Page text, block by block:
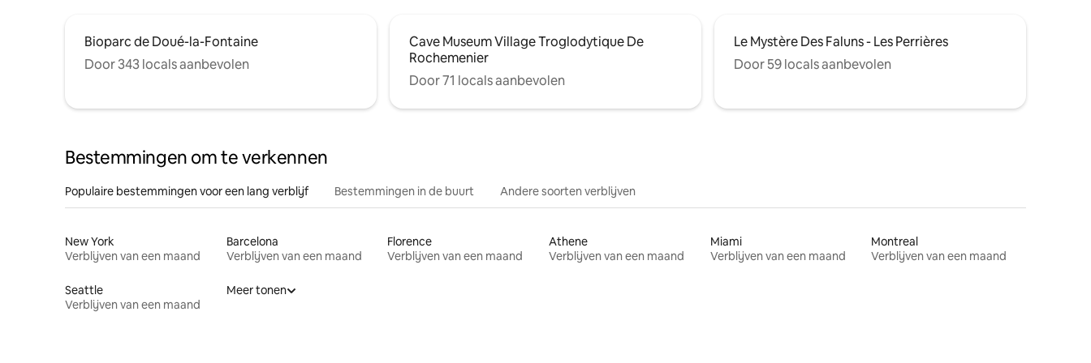
Bioparc de Doué-la-Fontaine
Door 343 locals aanbevolen
Cave Museum Village Troglodytique De
Rochemenier
Door 71 locals aanbevolen
Le Mystère Des Faluns - Les Perrières
Door 59 locals aanbevolen
Bestemmingen om te verkennen
Populaire bestemmingen voor een lang verblijf Bestemmingen in de buurt Andere soorten verblijven
New York
Verblijven van een maand
Barcelona
Verblijven van een maand
Florence
Verblijven van een maand
Athene
Verblijven van een maand
Miami
Verblijven van een maand
Montreal
Verblijven van een maand
Seattle
Verblijven van een maand
Meer tonen